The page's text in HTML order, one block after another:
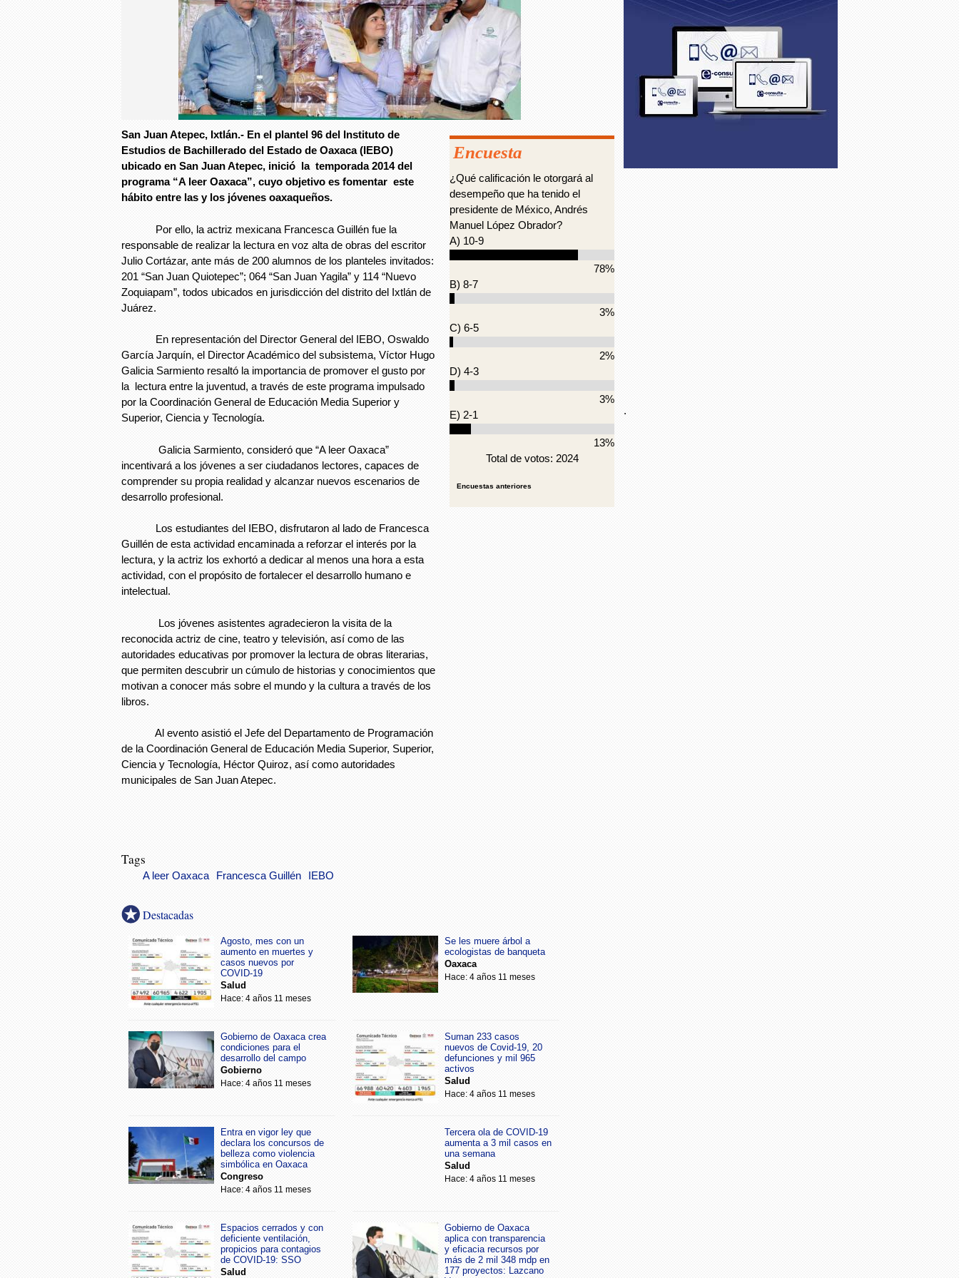
San Juan Atepec, Ixtlán.- En el plantel 96 del Instituto de
Estudios de Bachillerado del Estado de Oaxaca (IEBO)
ubicado en San Juan Atepec, inició la temporada 2014 del
programa “A leer Oaxaca”, cuyo objetivo es fomentar este
hábito entre las y los jóvenes oaxaqueños.
Por ello, la actriz mexicana Francesca Guillén fue la
responsable de realizar la lectura en voz alta de obras del escritor
Julio Cortázar, ante más de 200 alumnos de los planteles invitados:
201 “San Juan Quiotepec”; 064 “San Juan Yagila” y 114 “Nuevo
Zoquiapam”, todos ubicados en jurisdicción del distrito del Ixtlán de
Juárez.
En representación del Director General del IEBO, Oswaldo
García Jarquín, el Director Académico del subsistema, Víctor Hugo
Galicia Sarmiento resaltó la importancia de promover el gusto por
la lectura entre la juventud, a través de este programa impulsado
por la Coordinación General de Educación Media Superior y
Superior, Ciencia y Tecnología.
Galicia Sarmiento, consideró que “A leer Oaxaca”
incentivará a los jóvenes a ser ciudadanos lectores, capaces de
comprender su propia realidad y alcanzar nuevos escenarios de
desarrollo profesional.
Los estudiantes del IEBO, disfrutaron al lado de Francesca
Guillén de esta actividad encaminada a reforzar el interés por la
lectura, y la actriz los exhortó a dedicar al menos una hora a esta
actividad, con el propósito de fortalecer el desarrollo humano e
intelectual.
Los jóvenes asistentes agradecieron la visita de la
reconocida actriz de cine, teatro y televisión, así como de las
autoridades educativas por promover la lectura de obras literarias,
que permiten descubrir un cúmulo de historias y conocimientos que
motivan a conocer más sobre el mundo y la cultura a través de los
libros.
Al evento asistió el Jefe del Departamento de Programación
de la Coordinación General de Educación Media Superior, Superior,
Ciencia y Tecnología, Héctor Quiroz, así como autoridades
municipales de San Juan Atepec.
Encuesta
¿Qué calificación le otorgará al
desempeño que ha tenido el
presidente de México, Andrés
Manuel López Obrador?
A) 10-9
78%
B) 8-7
3%
C) 6-5
2%
D) 4-3
3%
E) 2-1
13%
Total de votos: 2024
Encuestas anteriores
Tags
A leer Oaxaca Francesca Guillén IEBO
Destacadas
Agosto, mes con un
aumento en muertes y
casos nuevos por
COVID-19
Salud
Hace: 4 años 11 meses
Se les muere árbol a
ecologistas de banqueta
Oaxaca
Hace: 4 años 11 meses
Gobierno de Oaxaca crea
condiciones para el
desarrollo del campo
Gobierno
Hace: 4 años 11 meses
Suman 233 casos
nuevos de Covid-19, 20
defunciones y mil 965
activos
Salud
Hace: 4 años 11 meses
Entra en vigor ley que
declara los concursos de
belleza como violencia
simbólica en Oaxaca
Congreso
Hace: 4 años 11 meses
Tercera ola de COVID-19
aumenta a 3 mil casos en
una semana
Salud
Hace: 4 años 11 meses
Espacios cerrados y con
deficiente ventilación,
propicios para contagios
de COVID-19: SSO
Salud
Gobierno de Oaxaca
aplica con transparencia
y eficacia recursos por
más de 2 mil 348 mdp en
177 proyectos: Lazcano
.